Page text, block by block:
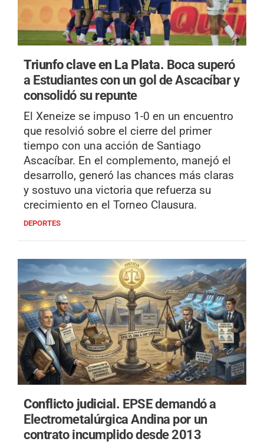
Triunfo clave en La Plata. Boca superó
a Estudiantes con un gol de Ascacíbar y
consolidó su repunte
El Xeneize se impuso 1-0 en un encuentro
que resolvió sobre el cierre del primer
tiempo con una acción de Santiago
Ascacíbar. En el complemento, manejó el
desarrollo, generó las chances más claras
y sostuvo una victoria que refuerza su
crecimiento en el Torneo Clausura.
DEPORTES
Conflicto judicial. EPSE demandó a
Electrometalúrgica Andina por un
contrato incumplido desde 2013